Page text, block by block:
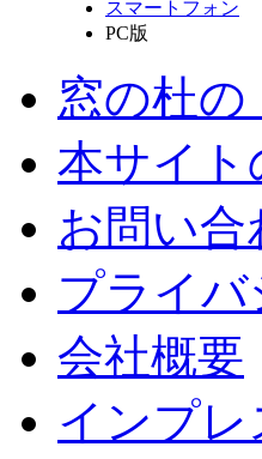
スマートフォン
PC版
窓の杜
本サイト
お問い合
プライバ
会社概要
インプ